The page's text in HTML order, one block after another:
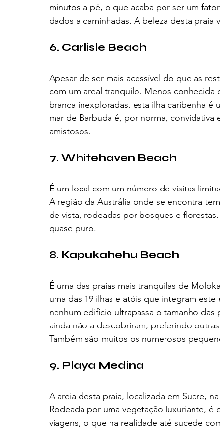
minutos a pé, o que acaba por ser um
dados a caminhadas. A beleza desta praia
6. Carlisle Beach
Apesar de ser mais acessível do que as
com um areal tranquilo. Menos conhecida
branca inexploradas, esta ilha caribenha
mar de Barbuda é, por norma,
amistosos.
7. Whitehaven Beach
É um local com um número de visitas
A região da Austrália onde se encontra
de vista, rodeadas por bosques e
quase puro.
8. Kapukahehu Beach
É uma das praias mais tranquilas de
uma das 19 ilhas e atóis que integram
nenhum edifício ultrapassa o tamanho
ainda não a descobriram, preferindo
Também são muitos os numerosos
9. Playa Medina
A areia desta praia, localizada em Sucre,
Rodeada por uma vegetação luxuriante,
viagens, o que na realidade até sucede